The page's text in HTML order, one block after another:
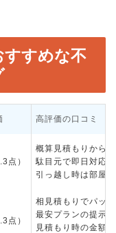
すすめな不
高評価の口コミ
点）
概算見積もりから
駄目元で即日対応
引っ越し時は部屋
点）
相見積もりでパッ
最安プランの提示
見積もり時の金額